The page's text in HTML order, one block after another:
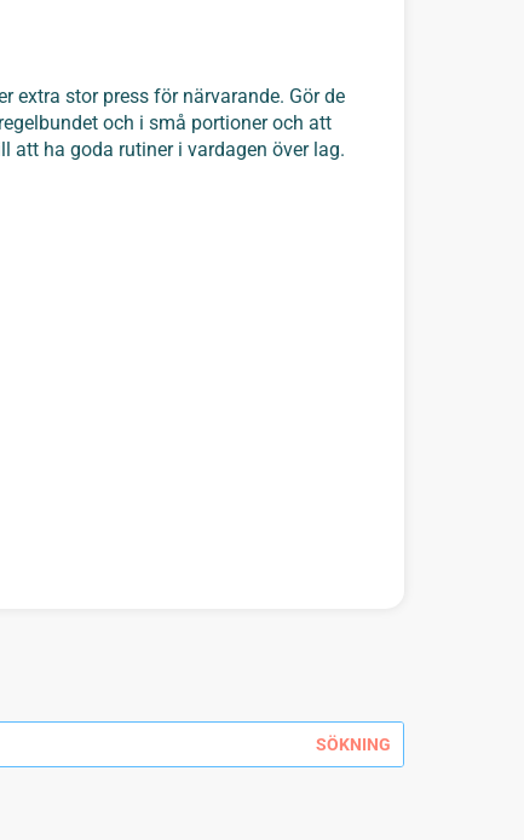
extra stor press för närvarande. Gör de
och i små portioner och att
att ha goda rutiner i vardagen över lag.